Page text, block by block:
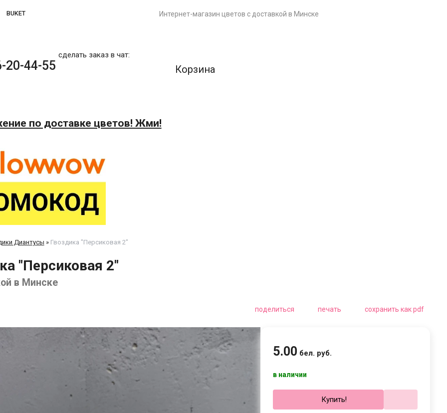
BUKET Интернет-магазин цветов c доставкой в Минске
20-44-55
сделать заказ в чат:
Корзина
по доставке цветов! Жми!
Диантусы » Гвоздика "Персиковая 2"
"Персиковая 2"
в Минске
поделиться печать сохранить как pdf
5.00 бел. руб.
в наличии
Купить!